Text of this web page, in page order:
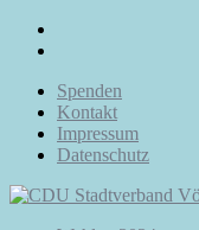
Zum
Inhalt
Spenden
Kontakt
Impressum
Datenschutz